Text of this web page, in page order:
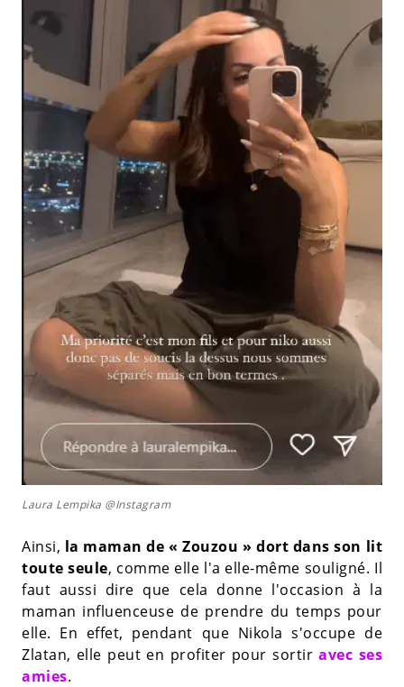
Laura Lempika @Instagram
Ainsi, la maman de « Zouzou » dort dans son lit
toute seule, comme elle l'a elle-même souligné. Il
faut aussi dire que cela donne l'occasion à la
maman influenceuse de prendre du temps pour
elle. En effet, pendant que Nikola s'occupe de
Zlatan, elle peut en profiter pour sortiravec ses
amies.